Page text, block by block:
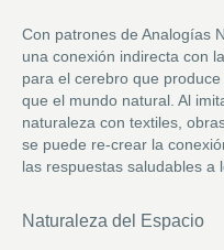
Con patrones de Analogías
una conexión indirecta con
para el cerebro que
que el mundo natural. Al
naturaleza con textiles,
se puede re-crear la
las respuestas saludables a
Naturaleza del Espacio